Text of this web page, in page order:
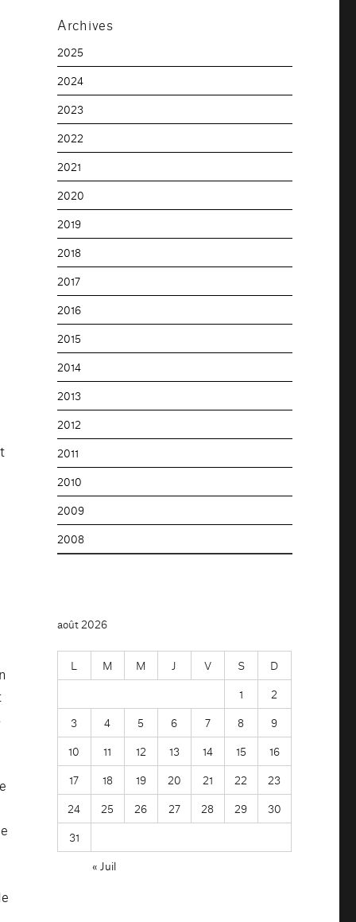
Archives
2025
2024
2023
2022
2021
2020
2019
2018
2017
2016
2015
2014
2013
2012
2011
2010
2009
2008
août 2026
L M M J V S
D
1
2
3
4 5 6 7 8
9
10
11 12 13 14 15
16
17
18 19 20 21 22
23
24
25 26 27 28 29
30
31
« Juil